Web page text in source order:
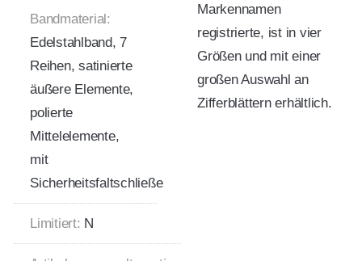
Bandmaterial:
Edelstahlband, 7
Reihen, satinierte
äußere Elemente,
polierte
Mittelelemente,
mit
Sicherheitsfaltschließe
Limitiert: N
Markennamen
registrierte, ist in vier
Größen und mit einer
großen Auswahl an
Zifferblättern erhältlich.